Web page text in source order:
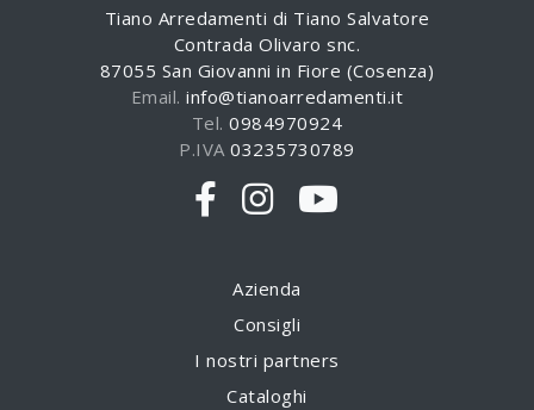
Tiano Arredamenti di Tiano Salvatore
Contrada Olivaro snc.
87055 San Giovanni in Fiore (Cosenza)
Email.info@tianoarredamenti.it
Tel.0984970924
P.IVA03235730789
Azienda
Consigli
I nostri partners
Cataloghi